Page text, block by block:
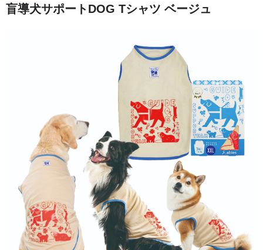
盲導犬サポートDOG Tシャツ ベージュ